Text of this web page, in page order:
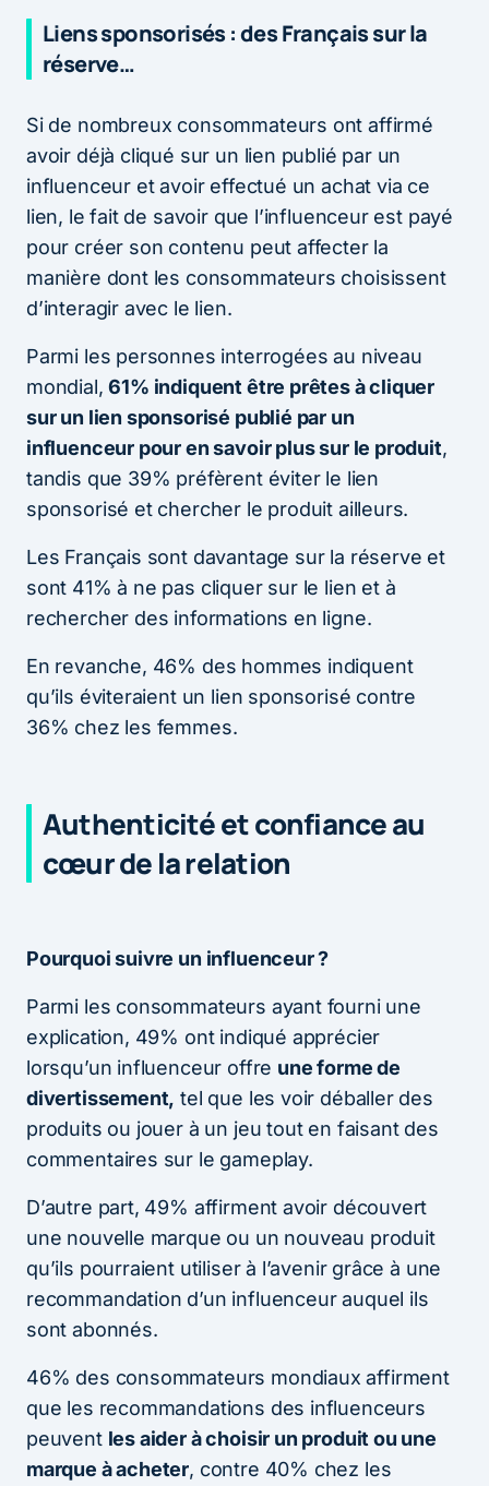
Liens sponsorisés : des Français sur la
réserve…
Si de nombreux consommateurs ont affirmé
avoir déjà cliqué sur un lien publié par un
influenceur et avoir effectué un achat via ce
lien, le fait de savoir que l’influenceur est payé
pour créer son contenu peut affecter la
manière dont les consommateurs choisissent
d’interagir avec le lien.
Parmi les personnes interrogées au niveau
mondial,61% indiquent être prêtes à cliquer
sur un lien sponsorisé publié par un
influenceur pour en savoir plus sur le produit,
tandis que 39% préfèrent éviter le lien
sponsorisé et chercher le produit ailleurs.
Les Français sont davantage sur la réserve et
sont 41% à ne pas cliquer sur le lien et à
rechercher des informations en ligne.
En revanche, 46% des hommes indiquent
qu’ils éviteraient un lien sponsorisé contre
36% chez les femmes.
Authenticité et confiance au
cœur de la relation
Pourquoi suivre un influenceur ?
Parmi les consommateurs ayant fourni une
explication, 49% ont indiqué apprécier
lorsqu’un influenceur offre une forme de
divertissement, tel que les voir déballer des
produits ou jouer à un jeu tout en faisant des
commentaires sur le gameplay.
D’autre part, 49% affirment avoir découvert
une nouvelle marque ou un nouveau produit
qu’ils pourraient utiliser à l’avenir grâce à une
recommandation d’un influenceur auquel ils
sont abonnés.
46% des consommateurs mondiaux affirment
que les recommandations des influenceurs
peuvent les aider à choisir un produit ou une
marque à acheter, contre 40% chez les